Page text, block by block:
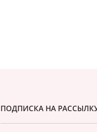
ПОДПИСКА НА